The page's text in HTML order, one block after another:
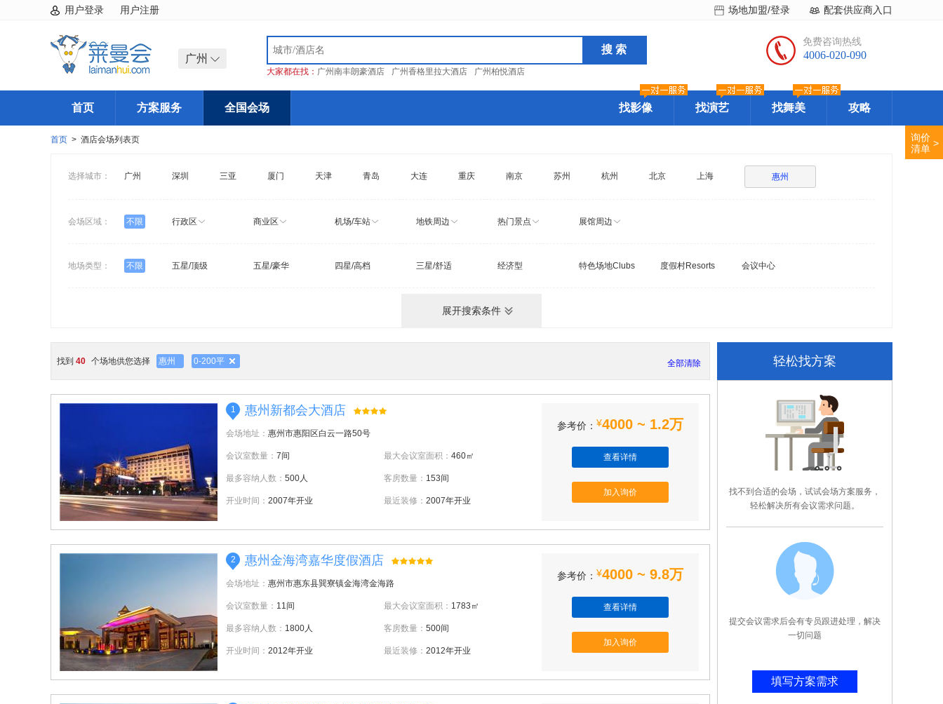
用户登录 用户注册 配套供应商入口
场地加盟/登录
广州
大家都在找： 广州南丰朗豪酒店 广州香格里拉大酒店 广州柏悦酒店
免费咨询热线
4006-020-090
首页 方案服务 全国会场 找影像 找演艺 找舞美 攻略
首页 > 酒店会场列表页
选择城市： 广州 深圳 三亚 厦门 天津 青岛 大连 重庆 南京 苏州 杭州 北京 上海 惠州
会场区域： 不限 行政区 商业区 机场/车站 地铁周边 热门景点 展馆周边
地场类型： 不限 五星/顶级 五星/豪华 四星/高档 三星/舒适 经济型 特色场地Clubs 度假村Resorts 会议中心
展开搜索条件
找到 40 个场地供您选择 惠州 0-200平 全部清除
1 惠州新都会大酒店
会场地址： 惠州市惠阳区白云一路50号
会议室数量： 7间 最大会议室面积： 460㎡
最多容纳人数： 500人 客房数量： 153间
开业时间： 2007年开业 最近装修： 2007年开业
参考价： ¥4000 ~ 1.2万
查看详情
加入询价
2 惠州金海湾嘉华度假酒店
会场地址： 惠州市惠东县巽寮镇金海湾金海路
会议室数量： 11间 最大会议室面积： 1783㎡
最多容纳人数： 1800人 客房数量： 500间
开业时间： 2012年开业 最近装修： 2012年开业
参考价： ¥4000 ~ 9.8万
查看详情
加入询价
轻松找方案
找不到合适的会场，试试会场方案服务，
轻松解决所有会议需求问题。
提交会议需求后会有专员跟进处理，解决
一切问题
填写方案需求
询价
清单 >